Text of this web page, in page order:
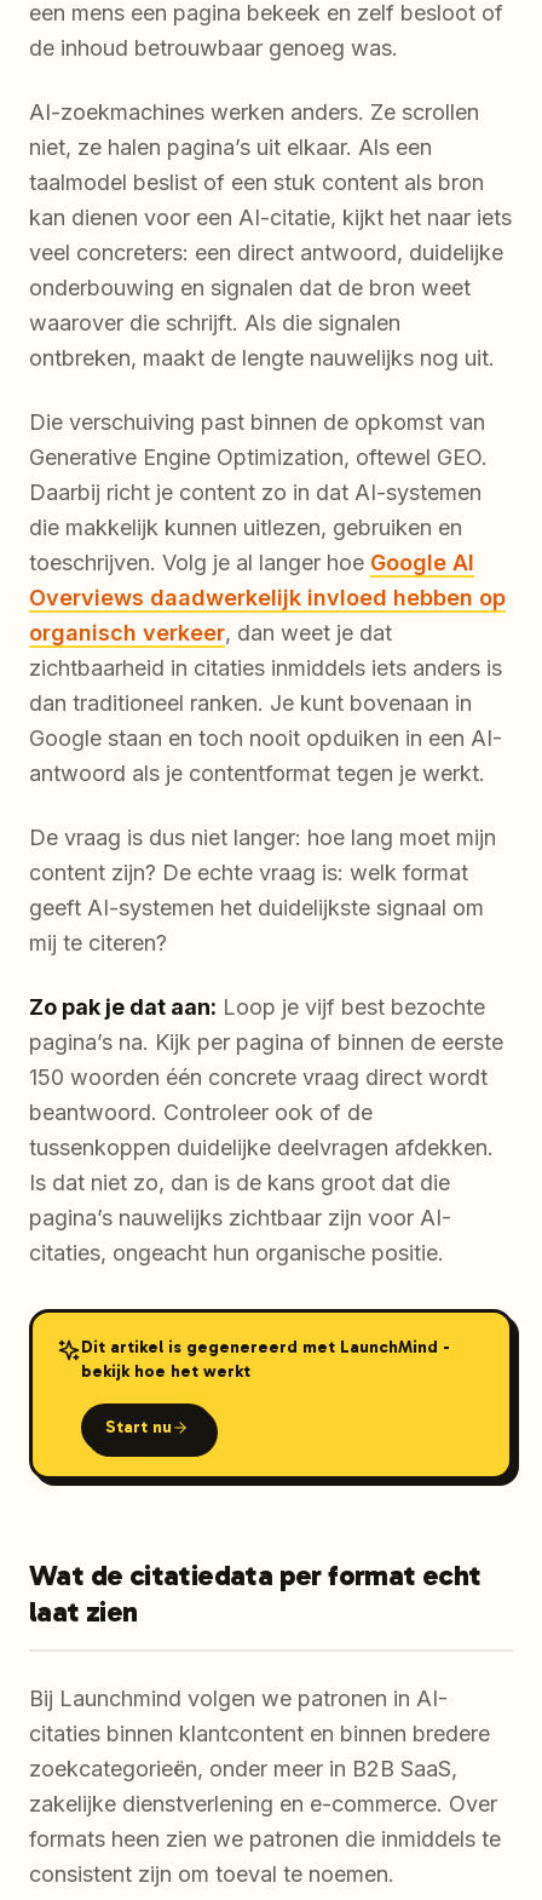
een mens een pagina bekeek en zelf besloot of
de inhoud betrouwbaar genoeg was.
AI-zoekmachines werken anders. Ze scrollen
niet, ze halen pagina’s uit elkaar. Als een
taalmodel beslist of een stuk content als bron
kan dienen voor een AI-citatie, kijkt het naar iets
veel concreters: een direct antwoord, duidelijke
onderbouwing en signalen dat de bron weet
waarover die schrijft. Als die signalen
ontbreken, maakt de lengte nauwelijks nog uit.
Die verschuiving past binnen de opkomst van
Generative Engine Optimization, oftewel GEO.
Daarbij richt je content zo in dat AI-systemen
die makkelijk kunnen uitlezen, gebruiken en
toeschrijven. Volg je al langer hoe Google AI
Overviews daadwerkelijk invloed hebben op
organisch verkeer, dan weet je dat
zichtbaarheid in citaties inmiddels iets anders is
dan traditioneel ranken. Je kunt bovenaan in
Google staan en toch nooit opduiken in een AI-
antwoord als je contentformat tegen je werkt.
De vraag is dus niet langer: hoe lang moet mijn
content zijn? De echte vraag is: welk format
geeft AI-systemen het duidelijkste signaal om
mij te citeren?
Zo pak je dat aan: Loop je vijf best bezochte
pagina’s na. Kijk per pagina of binnen de eerste
150 woorden één concrete vraag direct wordt
beantwoord. Controleer ook of de
tussenkoppen duidelijke deelvragen afdekken.
Is dat niet zo, dan is de kans groot dat die
pagina’s nauwelijks zichtbaar zijn voor AI-
citaties, ongeacht hun organische positie.
Dit artikel is gegenereerd met LaunchMind -
bekijk hoe het werkt
Start nu
Wat de citatiedata per format echt
laat zien
Bij Launchmind volgen we patronen in AI-
citaties binnen klantcontent en binnen bredere
zoekcategorieën, onder meer in B2B SaaS,
zakelijke dienstverlening en e-commerce. Over
formats heen zien we patronen die inmiddels te
consistent zijn om toeval te noemen.